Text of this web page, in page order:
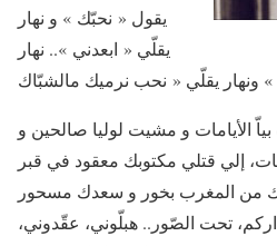
يقول « نحبّك » و نهار
يقلّي « ابعدني ».. نهار
الأيامات و مشيت لوليا صالحين و
إلي قتلي مكتوبك معقود في قبر
من المغرب بخور و سعدك مسحور
تحت الصّور.. هبلّوني، عقّدوني،